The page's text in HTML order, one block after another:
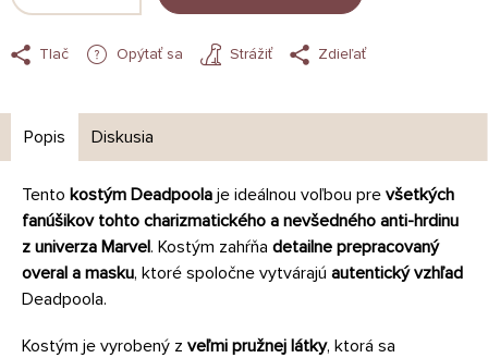
Tlač Opýtať sa Strážiť Zdieľať
Popis Diskusia
Tento kostým Deadpoola je ideálnou voľbou pre všetkých
fanúšikov tohto charizmatického a nevšedného anti-hrdinu
z univerza Marvel. Kostým zahŕňa detailne prepracovaný
overal a masku, ktoré spoločne vytvárajú autentický vzhľad
Deadpoola.
Kostým je vyrobený z veľmi pružnej látky, ktorá sa